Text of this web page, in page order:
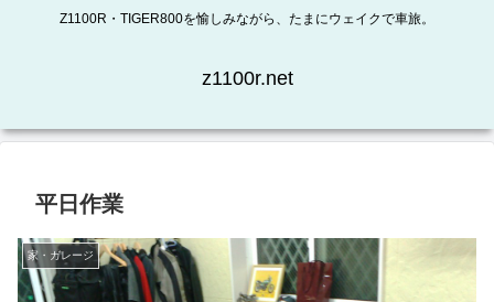
Z1100R・TIGER800を愉しみながら、たまにウェイクで車旅。
z1100r.net
平日作業
家・ガレージ